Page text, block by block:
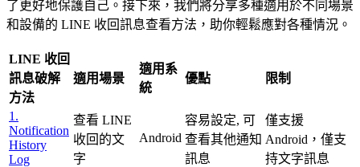
了更好地保護自己。接下來，我們將分享多種適用於不同場景
和設備的 LINE 收回訊息查看方法，助你輕鬆應對各種情況。
LINE 收回
訊息破解
方法
適用場景
適用系
統
優點 限制
1.
Notification
History
Log
查看 LINE
收回的文
字
Android
容易設定, 可
查看其他通知
訊息
僅支援
Android，僅支
持文字訊息